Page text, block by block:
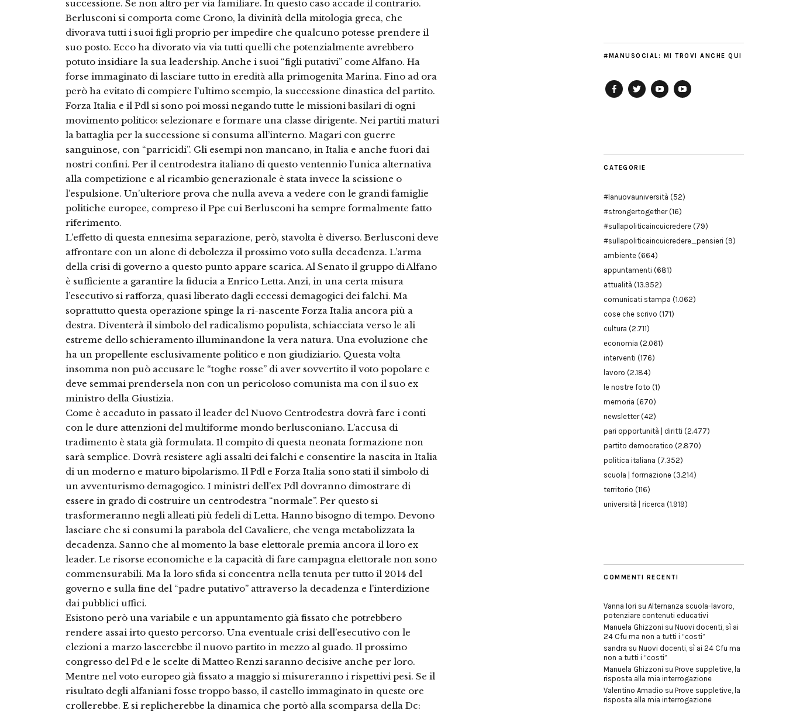
successione. Se non altro per via familiare. In questo caso accade il contrario.
Berlusconi si comporta come Crono, la divinità della mitologia greca, che
divorava tutti i suoi figli proprio per impedire che qualcuno potesse prendere il
suo posto. Ecco ha divorato via via tutti quelli che potenzialmente avrebbero
potuto insidiare la sua leadership. Anche i suoi “figli putativi” come Alfano. Ha
forse immaginato di lasciare tutto in eredità alla primogenita Marina. Fino ad ora
però ha evitato di compiere l’ultimo scempio, la successione dinastica del partito.
Forza Italia e il Pdl si sono poi mossi negando tutte le missioni basilari di ogni
movimento politico: selezionare e formare una classe dirigente. Nei partiti maturi
la battaglia per la successione si consuma all’interno. Magari con guerre
sanguinose, con “parricidi”. Gli esempi non mancano, in Italia e anche fuori dai
nostri confini. Per il centrodestra italiano di questo ventennio l’unica alternativa
alla competizione e al ricambio generazionale è stata invece la scissione o
l’espulsione. Un’ulteriore prova che nulla aveva a vedere con le grandi famiglie
politiche europee, compreso il Ppe cui Berlusconi ha sempre formalmente fatto
riferimento.
L’effetto di questa ennesima separazione, però, stavolta è diverso. Berlusconi deve
affrontare con un alone di debolezza il prossimo voto sulla decadenza. L’arma
della crisi di governo a questo punto appare scarica. Al Senato il gruppo di Alfano
è sufficiente a garantire la fiducia a Enrico Letta. Anzi, in una certa misura
l’esecutivo si rafforza, quasi liberato dagli eccessi demagogici dei falchi. Ma
soprattutto questa operazione spinge la ri-nascente Forza Italia ancora più a
destra. Diventerà il simbolo del radicalismo populista, schiacciata verso le ali
estreme dello schieramento illuminandone la vera natura. Una evoluzione che
ha un propellente esclusivamente politico e non giudiziario. Questa volta
insomma non può accusare le “toghe rosse” di aver sovvertito il voto popolare e
deve semmai prendersela non con un pericoloso comunista ma con il suo ex
ministro della Giustizia.
Come è accaduto in passato il leader del Nuovo Centrodestra dovrà fare i conti
con le dure attenzioni del multiforme mondo berlusconiano. L’accusa di
tradimento è stata già formulata. Il compito di questa neonata formazione non
sarà semplice. Dovrà resistere agli assalti dei falchi e consentire la nascita in Italia
di un moderno e maturo bipolarismo. Il Pdl e Forza Italia sono stati il simbolo di
un avventurismo demagogico. I ministri dell’ex Pdl dovranno dimostrare di
essere in grado di costruire un centrodestra “normale”. Per questo si
trasformeranno negli alleati più fedeli di Letta. Hanno bisogno di tempo. Devono
lasciare che si consumi la parabola del Cavaliere, che venga metabolizzata la
decadenza. Sanno che al momento la base elettorale premia ancora il loro ex
leader. Le risorse economiche e la capacità di fare campagna elettorale non sono
commensurabili. Ma la loro sfida si concentra nella tenuta per tutto il 2014 del
governo e sulla fine del “padre putativo” attraverso la decadenza e l’interdizione
dai pubblici uffici.
Esistono però una variabile e un appuntamento già fissato che potrebbero
rendere assai irto questo percorso. Una eventuale crisi dell’esecutivo con le
elezioni a marzo lascerebbe il nuovo partito in mezzo al guado. Il prossimo
congresso del Pd e le scelte di Matteo Renzi saranno decisive anche per loro.
Mentre nel voto europeo già fissato a maggio si misureranno i rispettivi pesi. Se il
risultato degli alfaniani fosse troppo basso, il castello immaginato in queste ore
crollerebbe. E si replicherebbe la dinamica che portò alla scomparsa della Dc:
#MANUSOCIAL: MI TROVI ANCHE QUI
CATEGORIE
#lanuovauniversità (52)
#strongertogether(16)
#sullapoliticaincuicredere (79)
#sullapoliticaincuicredere_pensieri (9)
ambiente (664)
appuntamenti (681)
attualità (13.952)
comunicati stampa (1.062)
cose che scrivo (171)
cultura (2.711)
economia (2.061)
interventi (176)
lavoro (2.184)
le nostre foto (1)
memoria (670)
newsletter(42)
pari opportunità | diritti (2.477)
partito democratico (2.870)
politica italiana (7.352)
scuola | formazione (3.214)
territorio (116)
università | ricerca (1.919)
COMMENTI RECENTI
Vanna Iori su Alternanza scuola-lavoro,
potenziare contenuti educativi
Manuela Ghizzoni su Nuovi docenti, sì ai
24 Cfu ma non a tutti i “costi”
sandra su Nuovi docenti, sì ai 24 Cfu ma
non a tutti i “costi”
Manuela Ghizzoni su Prove suppletive, la
risposta alla mia interrogazione
Valentino Amadio su Prove suppletive, la
risposta alla mia interrogazione